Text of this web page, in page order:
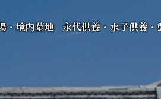
・境内墓地 永代供養・水子供養・